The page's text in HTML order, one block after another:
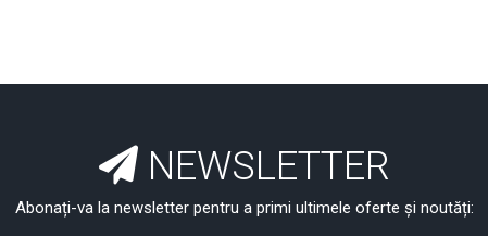
NEWSLETTER
Abonați-va la newsletter pentru a primi ultimele oferte și noutăți: